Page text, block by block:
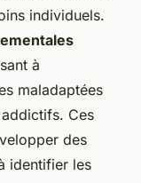
individuels.
à
maladaptées
Ces
des
identifier les